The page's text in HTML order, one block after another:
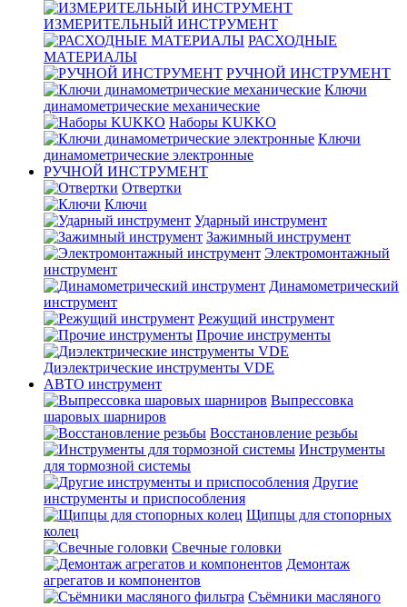
ИЗМЕРИТЕЛЬНЫЙ ИНСТРУМЕНТ
РАСХОДНЫЕ
МАТЕРИАЛЫ
РУЧНОЙ ИНСТРУМЕНТ
Ключи
динамометрические механические
Наборы KUKKO
Ключи
динамометрические электронные
РУЧНОЙ ИНСТРУМЕНТ
Отвертки
Ключи
Ударный инструмент
Зажимный инструмент
Электромонтажный
инструмент
Динамометрический
инструмент
Режущий инструмент
Прочие инструменты
Диэлектрические инструменты VDE
АВТО инструмент
Выпрессовка
шаровых шарниров
Восстановление резьбы
Инструменты
для тормозной системы
Другие
инструменты и приспособления
Щипцы для стопорных
колец
Свечные головки
Демонтаж
агрегатов и компонентов
Съёмники масляного